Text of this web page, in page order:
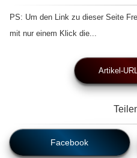
PS: Um den Link zu dieser Seite
mit nur einem Klick die...
Artikel-
Facebook